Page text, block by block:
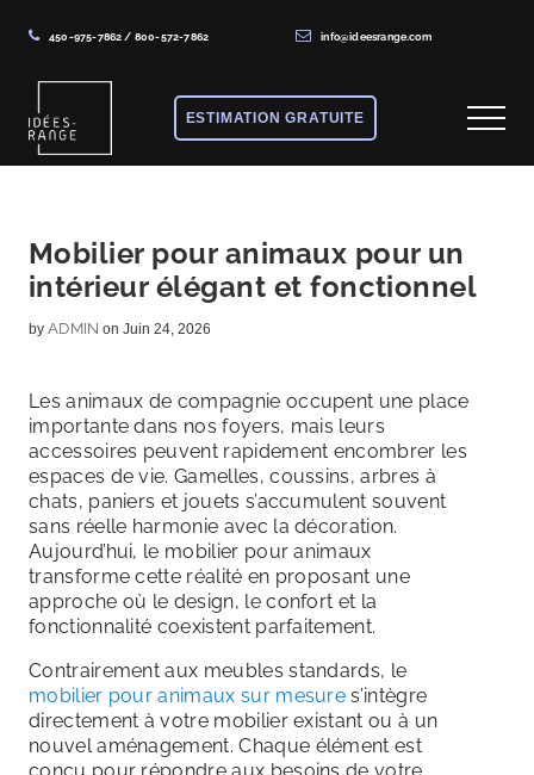
450-975-7862 / 800-572-7862 info@ideesrange.com
main
content
primary
sidebar
footer
rangement
sur
mesure
ESTIMATION GRATUITE Menu
Mobilier pour animaux pour un
intérieur élégant et fonctionnel
by ADMIN on Juin 24, 2026
Les animaux de compagnie occupent une place
importante dans nos foyers, mais leurs
accessoires peuvent rapidement encombrer les
espaces de vie. Gamelles, coussins, arbres à
chats, paniers et jouets s’accumulent souvent
sans réelle harmonie avec la décoration.
Aujourd’hui, le mobilier pour animaux
transforme cette réalité en proposant une
approche où le design, le confort et la
fonctionnalité coexistent parfaitement.
Contrairement aux meubles standards, le
mobilier pour animaux sur mesure s’intègre
directement à votre mobilier existant ou à un
nouvel aménagement. Chaque élément est
conçu pour répondre aux besoins de votre